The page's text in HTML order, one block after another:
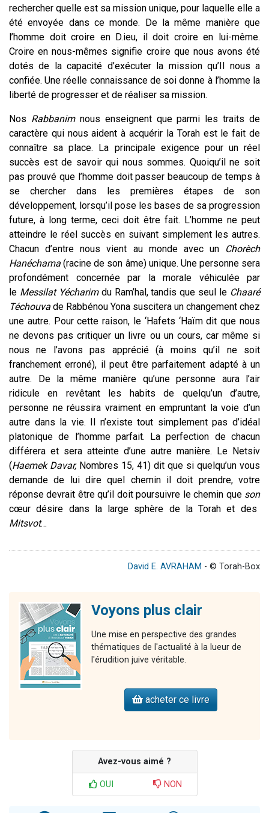
rechercher quelle est sa mission unique, pour laquelle elle a
été envoyée dans ce monde. De la même manière que
l’homme doit croire en D.ieu, il doit croire en lui-même.
Croire en nous-mêmes signifie croire que nous avons été
dotés de la capacité d’exécuter la mission qu’Il nous a
confiée. Une réelle connaissance de soi donne à l’homme la
liberté de progresser et de réaliser sa mission.
Nos Rabbanimnous enseignent que parmi les traits de
caractère qui nous aident à acquérir la Torah est le fait de
connaître sa place. La principale exigence pour un réel
succès est de savoir qui nous sommes. Quoiqu’il ne soit
pas prouvé que l’homme doit passer beaucoup de temps à
se chercher dans les premières étapes de son
développement, lorsqu’il pose les bases de sa progression
future, à long terme, ceci doit être fait. L’homme ne peut
atteindre le réel succès en suivant simplement les autres.
Chacun d’entre nous vient au monde avec un
Chorèch
Hanéchama(racine de son âme) unique. Une personne sera
profondément concernée par la morale véhiculée par
le Messilat Yécharim du Ram’hal, tandis que seul le Chaaré
Téchouva de Rabbénou Yona suscitera un changement chez
une autre. Pour cette raison, le ‘Hafets ‘Haïm dit que nous
ne devons pas critiquer un livre ou un cours, car même si
nous ne l’avons pas apprécié (à moins qu’il ne soit
franchement erroné), il peut être parfaitement adapté à un
autre. De la même manière qu’une personne aura l’air
ridicule en revêtant les habits de quelqu’un d’autre,
personne ne réussira vraiment en empruntant la voie d’un
autre dans la vie. Il n’existe tout simplement pas d’idéal
platonique de l’homme parfait. La perfection de chacun
différera et sera atteinte d’une autre manière. Le Netsiv
(Haemek Davar, Nombres 15, 41) dit que si quelqu’un vous
demande de lui dire quel chemin il doit prendre, votre
réponse devrait être qu’il doit poursuivre le chemin que son
cœur désire dans la large sphère de la Torah et des
Mitsvot…
David E. AVRAHAM - © Torah-Box
Voyons plus clair
Une mise en perspective des grandes
thématiques de l'actualité à la lueur de
l'érudition juive véritable.
acheter ce livre
Avez-vous aimé ?
OUI NON